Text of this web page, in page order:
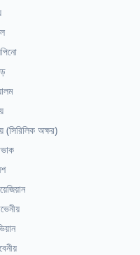
(সিরিলিক অক্ষর)